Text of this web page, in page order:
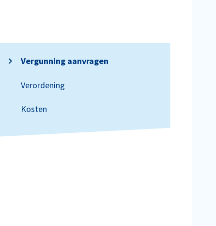
Vergunning aanvragen
Verordening
Kosten